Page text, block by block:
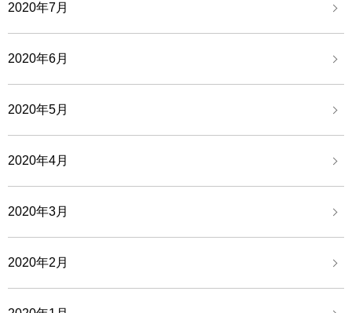
2020年7月
2020年6月
2020年5月
2020年4月
2020年3月
2020年2月